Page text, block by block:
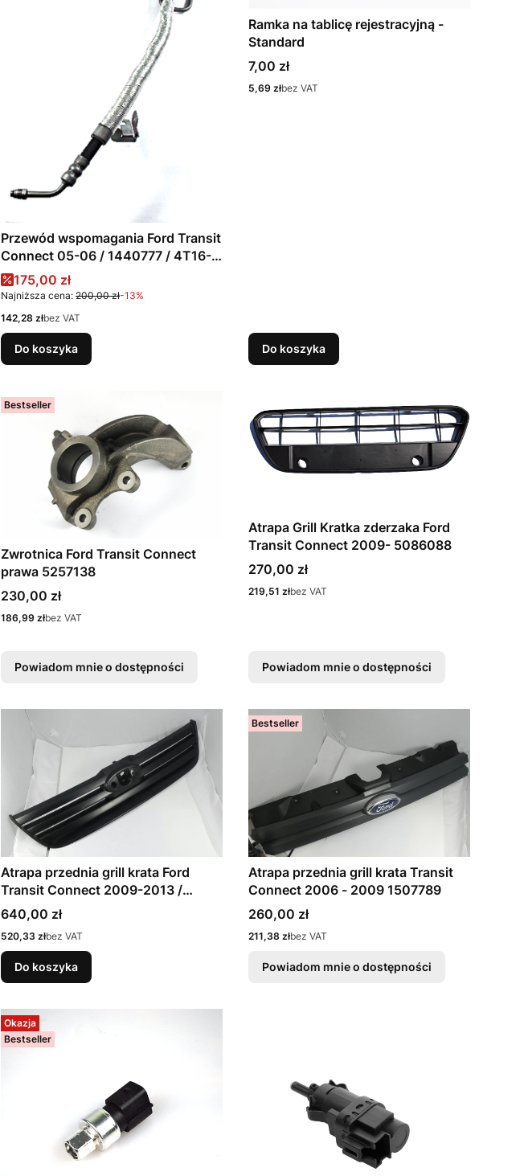
Przewód wspomagania Ford Transit
Connect 05-06 / 1440777 / 4T16-
3A719-AC / 4T163A719AC
Cena promocyjna
175,00 zł
Najniższa cena: 200,00 zł-13%
Cena
142,28 złbez VAT
Do koszyka
Ramka na tablicę rejestracyjną -
Standard
Cena
7,00 zł
Cena
5,69 złbez VAT
Do koszyka
Bestseller
Zwrotnica Ford Transit Connect
prawa 5257138
Cena
230,00 zł
Cena
186,99 złbez VAT
Powiadom mnie o dostępności
Atrapa Grill Kratka zderzaka Ford
Transit Connect 2009- 5086088
Cena
270,00 zł
Cena
219,51 złbez VAT
Powiadom mnie o dostępności
Atrapa przednia grill krata Ford
Transit Connect 2009-2013 /
5144237
Cena
640,00 zł
Cena
520,33 złbez VAT
Do koszyka
Bestseller
Atrapa przednia grill krata Transit
Connect 2006 - 2009 1507789
Cena
260,00 zł
Cena
211,38 złbez VAT
Powiadom mnie o dostępności
Okazja
Bestseller